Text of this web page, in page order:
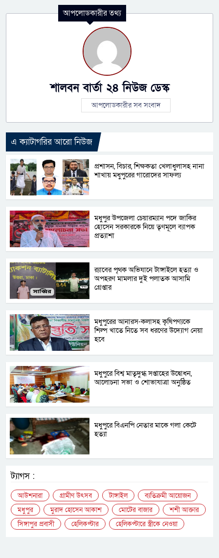
আপলোডকারীর তথ্য
শালবন বার্তা ২৪ নিউজ ডেস্ক
আপলোডকারীর সব সংবাদ
এ ক্যাটাগরির আরো নিউজ
প্রশাসন, বিচার, শিক্ষকতা খেলাধুলাসহ নানা
শাখায় মধুপুরের গারোদের সাফল্য
মধুপুর উপজেলা চেয়ারম্যান পদে জাকির
হোসেন সরকারকে নিয়ে তৃণমূলে ব্যাপক
প্রত্যাশা
র‌্যাবের পৃথক অভিযানে টাঙ্গাইলে হত্যা ও
অপহরণ মামলার দুই পলাতক আসামি
গ্রেপ্তার
মধুপুরের আনারস-কলাসহ কৃষিপণ্যকে
শিল্প খাতে নিতে সব ধরণের উদ্যোগ নেয়া
হবে
মধুপুরে বিশ্ব মাতৃদুগ্ধ সপ্তাহের উদ্বোধন,
আলোচনা সভা ও শোভাযাত্রা অনুষ্ঠিত
মধুপুরে বিএনপি নেতার মাকে গলা কেটে
হত্যা
ট্যাগস :
আউশনারা গ্রামীণ উৎসব টাঙ্গাইল
ব্যতিক্রমী আয়োজন
মধুপুর
মুরাদ হোসেন আকাশ মোটের বাজার
শশী আক্তার
সিঙ্গাপুর প্রবাসী
হেলিকপ্টার হেলিকপ্টারে স্ত্রীকে নেওয়া